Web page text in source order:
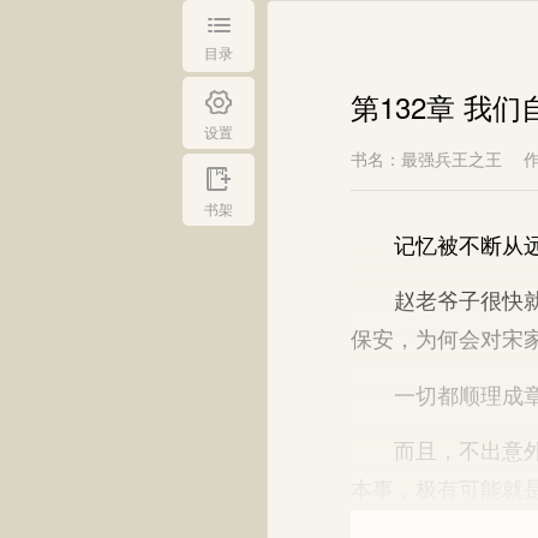
目录
设置
书架
第132章 我们
书名：最强兵王之王
记忆被不断从远
赵老爷子很快就
保安，为何会对
一切都顺理成
而且，不出意外